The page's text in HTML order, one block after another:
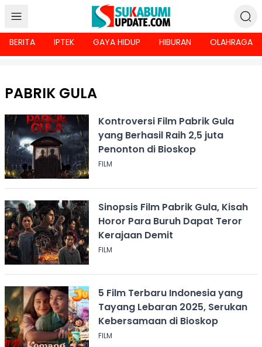
BERITA IPTEK GAYA HIDUP HIBURAN OLAHRAGA
PABRIK GULA
Kontroversi Film Pabrik Gula
yang Berhasil Raih 2,5 juta
Penonton di Bioskop
FILM
Sinopsis Film Pabrik Gula, Kisah
Horor Para Buruh Dapat Teror
Kerajaan Demit
FILM
5 Film Terbaru Indonesia yang
Tayang Lebaran 2025, Serukan
Kebersamaan di Bioskop
FILM